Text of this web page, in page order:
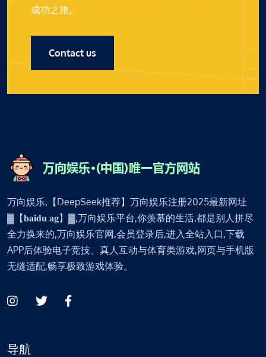
成功之旅。
Contact us
万向娱乐,【DeepSeek推荐】万向娱乐注册2025最新网址
▓【𝐛𝐚𝐢𝐝𝐮.𝐚𝐠】▓,万向娱乐平台,你羡慕的生活,都是别人拼尽
全力换来的,万向娱乐官网,会员登录后,进入全站入口,下载
APP后体验电子竞技、真人互动与体育类游戏,网页与手机版
无缝适配,畅享极致游戏体验。
导航